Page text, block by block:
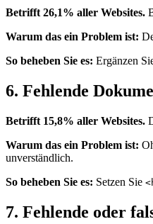
Betrifft 26,1% aller Websites.
Warum das ein Problem ist:
So beheben Sie es: Ergänzen
6. Fehlende
Betrifft 15,8% aller Websites.
Warum das ein Problem ist:
unverständlich.
So beheben Sie es: Setzen Sie
7. Fehlende oder